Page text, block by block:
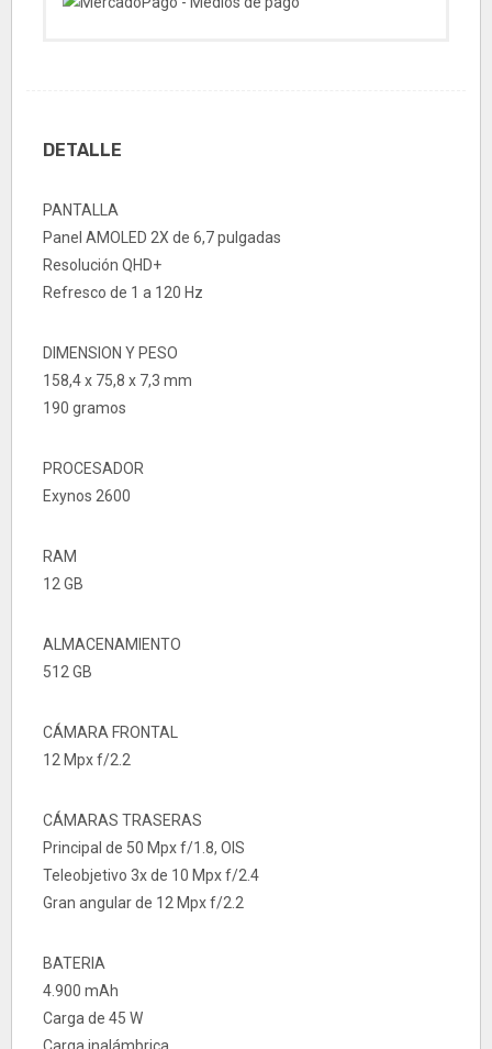
DETALLE
PANTALLA
Panel AMOLED 2X de 6,7 pulgadas
Resolución QHD+
Refresco de 1 a 120 Hz
DIMENSION Y PESO
158,4 x 75,8 x 7,3 mm
190 gramos
PROCESADOR
Exynos 2600
RAM
12 GB
ALMACENAMIENTO
512 GB
CÁMARA FRONTAL
12 Mpx f/2.2
CÁMARAS TRASERAS
Principal de 50 Mpx f/1.8, OIS
Teleobjetivo 3x de 10 Mpx f/2.4
Gran angular de 12 Mpx f/2.2
BATERIA
4.900 mAh
Carga de 45 W
Carga inalámbrica